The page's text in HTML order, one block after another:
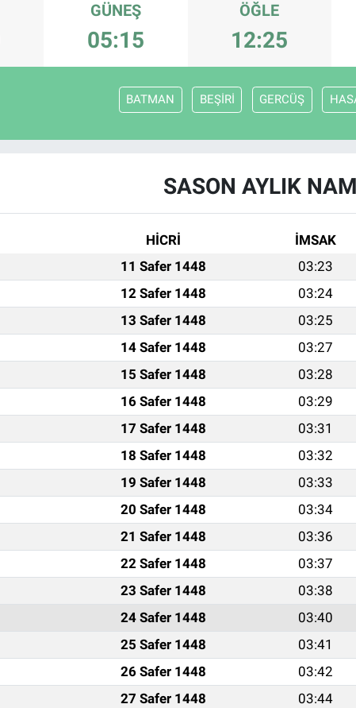
GÜNEŞ
05:15
ÖĞLE
12:25
BATMAN BEŞİRİ GERCÜŞ
SASON AYLIK
HİCRİ İMSAK
11 Safer 1448 03:23
12 Safer 1448 03:24
13 Safer 1448 03:25
14 Safer 1448 03:27
15 Safer 1448 03:28
16 Safer 1448 03:29
17 Safer 1448 03:31
18 Safer 1448 03:32
19 Safer 1448 03:33
20 Safer 1448 03:34
21 Safer 1448 03:36
22 Safer 1448 03:37
23 Safer 1448 03:38
24 Safer 1448 03:40
25 Safer 1448 03:41
26 Safer 1448 03:42
27 Safer 1448 03:44